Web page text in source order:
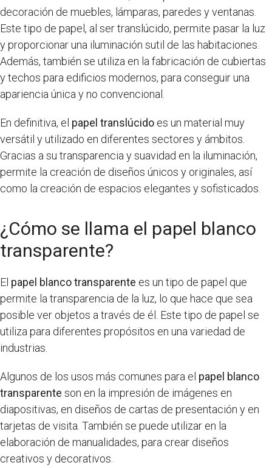
decoración de muebles, lámparas, paredes y ventanas.
Este tipo de papel, al ser translúcido, permite pasar la luz
y proporcionar una iluminación sutil de las habitaciones.
Además, también se utiliza en la fabricación de cubiertas
y techos para edificios modernos, para conseguir una
apariencia única y no convencional.
En definitiva, el papel translúcido es un material muy
versátil y utilizado en diferentes sectores y ámbitos.
Gracias a su transparencia y suavidad en la iluminación,
permite la creación de diseños únicos y originales, así
como la creación de espacios elegantes y sofisticados.
¿Cómo se llama el papel blanco
transparente?
El papel blanco transparente es un tipo de papel que
permite la transparencia de la luz, lo que hace que sea
posible ver objetos a través de él. Este tipo de papel se
utiliza para diferentes propósitos en una variedad de
industrias.
Algunos de los usos más comunes para el papel blanco
transparente son en la impresión de imágenes en
diapositivas, en diseños de cartas de presentación y en
tarjetas de visita. También se puede utilizar en la
elaboración de manualidades, para crear diseños
creativos y decorativos.